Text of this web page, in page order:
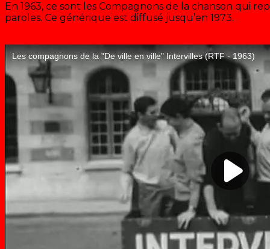
En 1963, ce sont les Compagnons de la chanson qui
paroles. Ce générique est diffusé jusqu’en 1973.